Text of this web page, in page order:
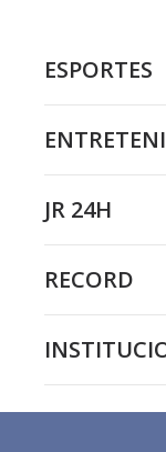
ESPORTES
JR 24H
RECORD